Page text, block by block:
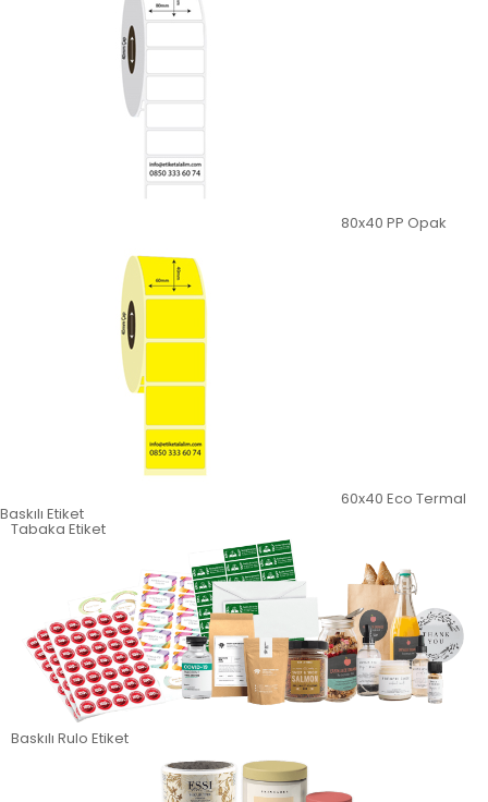
80x40 PP Opak
60x40 Eco Termal
Baskılı Etiket
Tabaka Etiket
Baskılı Rulo Etiket